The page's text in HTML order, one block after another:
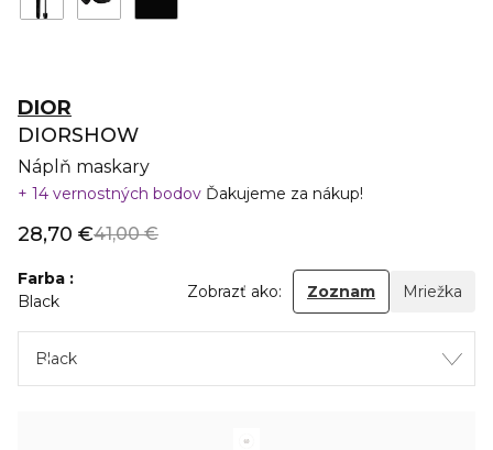
DIOR
DIORSHOW
Náplň maskary
14 vernostných bodov Ďakujeme za nákup!
28,70 €41,00 €
Farba
Black
Zobrazť ako: Zoznam Mriežka
Black